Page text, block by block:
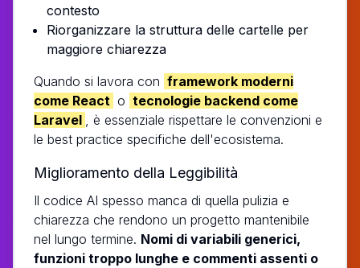
contesto
Riorganizzare la struttura delle cartelle per
maggiore chiarezza
Quando si lavora con framework moderni
come React o tecnologie backend come
Laravel
, è essenziale rispettare le convenzioni e
le best practice specifiche dell'ecosistema.
Miglioramento della Leggibilità
Il codice AI spesso manca di quella pulizia e
chiarezza che rendono un progetto mantenibile
nel lungo termine. Nomi di variabili generici,
funzioni troppo lunghe e commenti assenti o